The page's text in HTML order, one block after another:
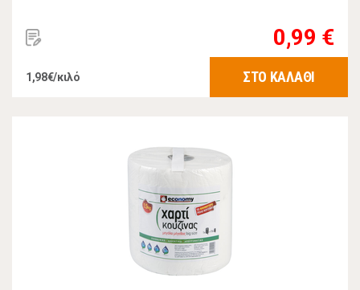
0,99 €
1,98€/κιλό ΣΤΟ ΚΑΛΑΘΙ